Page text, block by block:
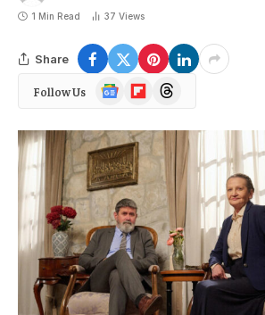
1 Min Read 37 Views
Share
Follow Us
Google
News
FlipboardThreads